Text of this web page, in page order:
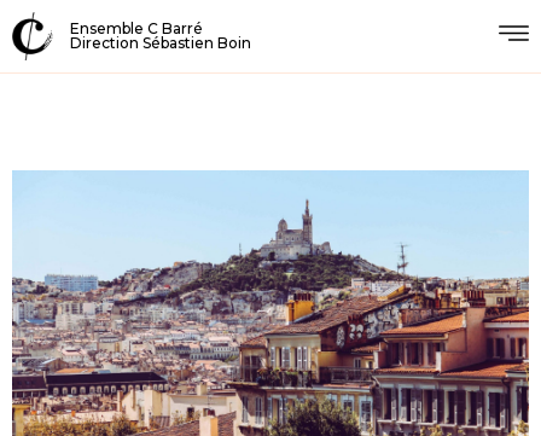
Ensemble C Barré
Direction Sébastien Boin